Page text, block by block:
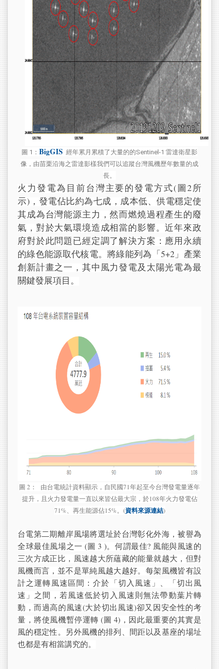
圖 1： BigGIS 經年累月累積了大量的的Sentinel-1 雷達衛星影
像，由苗栗沿海之雷達影樣我們可以追蹤台灣風機歷年數量的成
長。
火力發電為目前台灣主要的發電方式(圖2所
示)，發電佔比約為七成，成本低、供電穩定使
其成為台灣能源主力，然而燃燒過程產生的廢
氣，對於大氣環境造成相當的影響。近年來政
府對於此問題已經定調了解決方案：應用永續
的綠色能源取代核電。將綠能列為「5+2」產業
創新計畫之一，其中風力發電及太陽光電為最
關鍵發展項目。
圖 2：
由台電統計資料顯示，自民國71年起至今台灣發電量逐年
提升，且火力發電量一直以來皆佔最大宗，於108年火力發電佔
71%、再生能源佔15%。(資料來源連結)
台電第二期離岸風場將選址於台灣彰化外海，被譽為
全球最佳風場之一 (圖 3 )。何謂最佳? 風能與風速的
三次方成正比，風速越大所蘊藏的能量就越大，但對
風機而言，並不是單純風越大越好。每架風機皆有設
計之運轉風速區間：介於「切入風速」、「切出風
速」之間，若風速低於切入風速則無法帶動葉片轉
動，而過高的風速(大於切出風速)卻又因安全性的考
量，將使風機暫停運轉 (圖 4)，因此最重要的其實是
風的穩定性。另外風機的排列、間距以及基座的場址
也都是有相當講究的。